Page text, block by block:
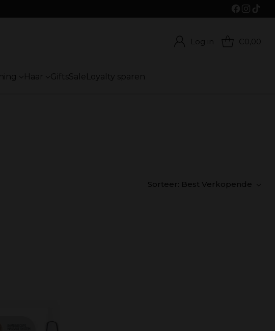
Log in €0,00
Haar GiftsSaleLoyalty sparen
Sorteer: Best Verkopende